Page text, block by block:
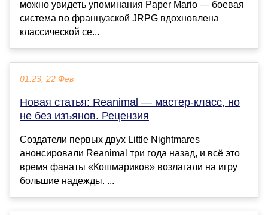
можно увидеть упоминания Paper Mario — боевая
система во французской JRPG вдохновлена
классической се...
01:23, 22 Фев
Новая статья: Reanimal — мастер-класс, но
не без изъянов. Рецензия
Создатели первых двух Little Nightmares
анонсировали Reanimal три года назад, и всё это
время фанаты «Кошмариков» возлагали на игру
большие надежды. ...